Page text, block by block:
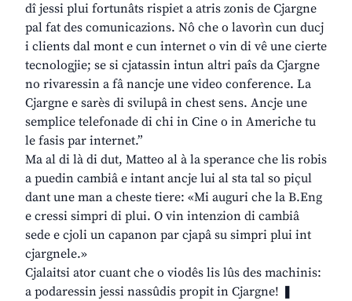
dî jessi plui fortunâts rispiet a atris zonis de Cjargne
pal fat des comunicazions. Nô che o lavorìn cun ducj
i clients dal mont e cun internet o vin di vê une cierte
tecnologjie; se si cjatassin intun altri paîs da Cjargne
no rivaressin a fâ nancje une video conference. La
Cjargne e sarès di svilupâ in chest sens. Ancje une
semplice telefonade di chi in Cine o in Americhe tu
le fasis par internet.”
Ma al di là di dut, Matteo al à la sperance che lis robis
a puedin cambiâ e intant ancje lui al sta tal so piçul
dant une man a cheste tiere: «Mi auguri che la B.Eng
e cressi simpri di plui. O vin intenzion di cambiâ
sede e cjoli un capanon par cjapâ su simpri plui int
cjargnele.»
Cjalaitsi ator cuant che o viodês lis lûs des machinis:
a podaressin jessi nassûdis propit in Cjargne! ❚